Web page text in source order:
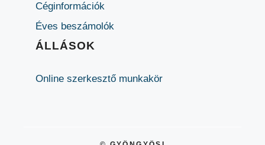
Céginformációk
Éves beszámolók
ÁLLÁSOK
Online szerkesztő munkakör